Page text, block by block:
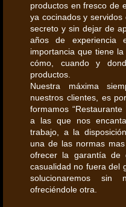
productos en fresco de
ya cocinados y
secreto y sin dejar de
años de
importancia que tiene
cómo, cuando y
productos.
Nuestra máxima
nuestros clientes, es
formamos
a las que nos
trabajo, a la
una de las normas
ofrecer la garantía de
casualidad no fuera del
solucionaremos sin
ofreciéndole otra.